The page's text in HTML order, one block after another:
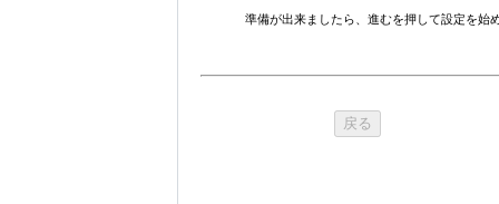
準備が出来ましたら、進むを押して設定を始